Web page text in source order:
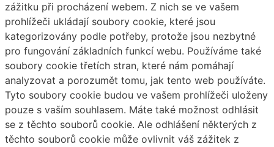
zážitku při procházení webem. Z nich se ve vašem
prohlížeči ukládají soubory cookie, které jsou
kategorizovány podle potřeby, protože jsou nezbytné
pro fungování základních funkcí webu. Používáme také
soubory cookie třetích stran, které nám pomáhají
analyzovat a porozumět tomu, jak tento web používáte.
Tyto soubory cookie budou ve vašem prohlížeči uloženy
pouze s vaším souhlasem. Máte také možnost odhlásit
se z těchto souborů cookie. Ale odhlášení některých z
těchto souborů cookie může ovlivnit váš zážitek z